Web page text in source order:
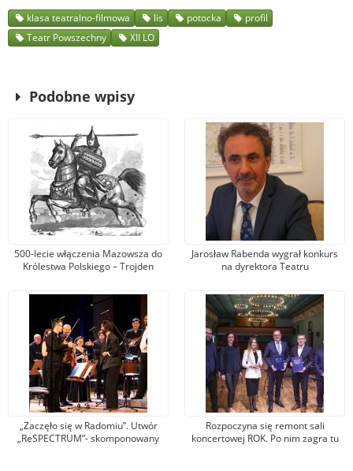
klasa teatralno-filmowa lis potocka
profil
Teatr Powszechny
XII LO
Podobne wpisy
500-lecie włączenia Mazowsza do
Królestwa Polskiego – Trojden
Jarosław Rabenda wygrał konkurs
na dyrektora Teatru
radomskiej sceny
„Zaczęło się w Radomiu”. Utwór
„ReSPECTRUM”- skomponowany
Rozpoczyna się remont sali
koncertowej ROK. Po nim zagra tu